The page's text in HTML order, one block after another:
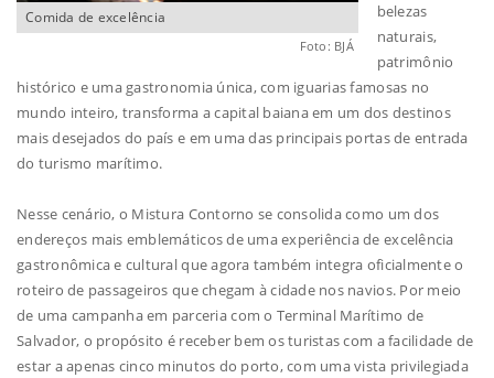
Comida de excelência
Foto: BJÁ
belezas
naturais,
patrimônio
histórico e uma gastronomia única, com iguarias famosas no
mundo inteiro, transforma a capital baiana em um dos destinos
mais desejados do país e em uma das principais portas de entrada
do turismo marítimo.
Nesse cenário, o Mistura Contorno se consolida como um dos
endereços mais emblemáticos de uma experiência de excelência
gastronômica e cultural que agora também integra oficialmente o
roteiro de passageiros que chegam à cidade nos navios. Por meio
de uma campanha em parceria com o Terminal Marítimo de
Salvador, o propósito é receber bem os turistas com a facilidade de
estar a apenas cinco minutos do porto, com uma vista privilegiada